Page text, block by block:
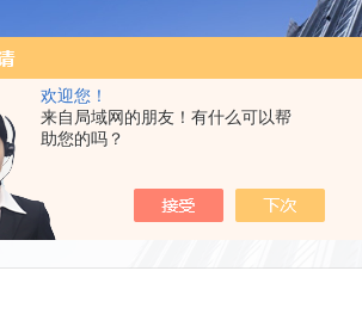
欢迎您！
来自局域网的朋友！有什么可以帮
助您的吗？